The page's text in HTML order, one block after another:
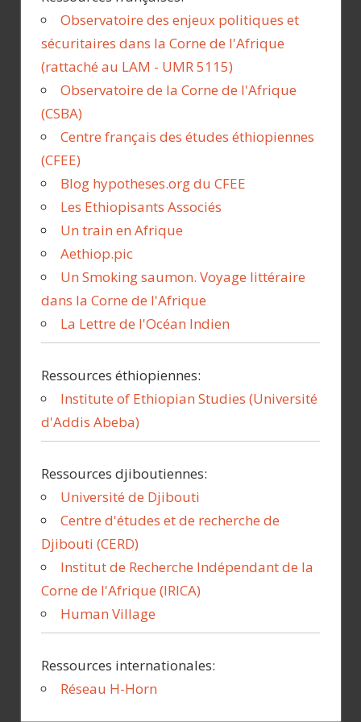
i
c
l
e
s
m
o
i
s
p
a
r
m
o
i
Observatoire des enjeux politiques et
sécuritaires dans la Corne de l'Afrique
(rattaché au LAM - UMR 5115)
Observatoire de la Corne de l'Afrique
(CSBA)
Centre français des études éthiopiennes
(CFEE)
Blog hypotheses.org du CFEE
Les Ethiopisants Associés
Un train en Afrique
Aethiop.pic
Un Smoking saumon. Voyage littéraire
dans la Corne de l'Afrique
La Lettre de l'Océan Indien
Ressources éthiopiennes:
Institute of Ethiopian Studies (Université
d'Addis Abeba)
Ressources djiboutiennes:
Université de Djibouti
Centre d'études et de recherche de
Djibouti (CERD)
Institut de Recherche Indépendant de la
Corne de l'Afrique (IRICA)
Human Village
Ressources internationales:
Réseau H-Horn